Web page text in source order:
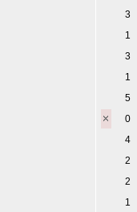
3
1
3
1
5
0
4
2
2
1